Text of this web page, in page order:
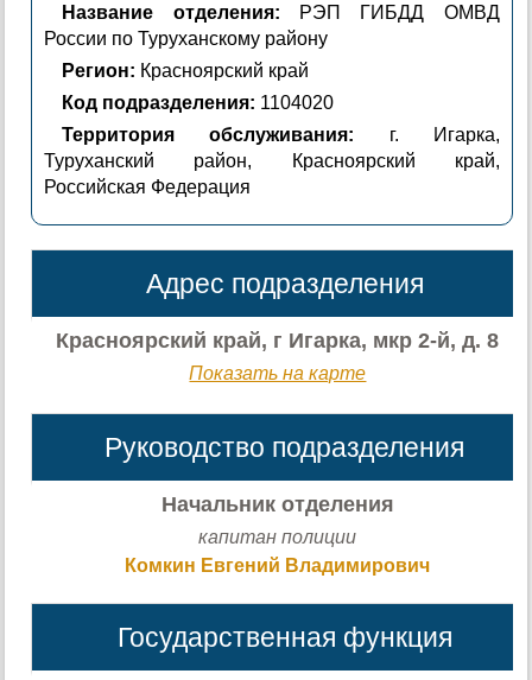
Название отделения: РЭП ГИБДД ОМВД
России по Туруханскому району
Регион: Красноярский край
Код подразделения: 1104020
Территория обслуживания: г. Игарка,
Туруханский район, Красноярский край,
Российская Федерация
Адрес подразделения
Красноярский край, г Игарка, мкр 2-й, д. 8
Показать на карте
Руководство подразделения
Начальник отделения
капитан полиции
Комкин Евгений Владимирович
Государственная функция